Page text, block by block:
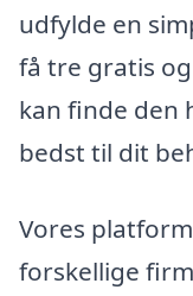
udfylde en
få tre gratis
kan finde den
bedst til dit
Vores
forskellige